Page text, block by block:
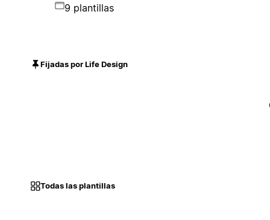
9 plantillas
Fijadas por Life Design
Todas las plantillas